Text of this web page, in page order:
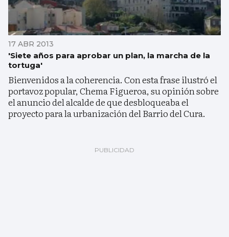
17 ABR 2013
'Siete años para aprobar un plan, la marcha de la
tortuga'
Bienvenidos a la coherencia. Con esta frase ilustró el
portavoz popular, Chema Figueroa, su opinión sobre
el anuncio del alcalde de que desbloqueaba el
proyecto para la urbanización del Barrio del Cura.